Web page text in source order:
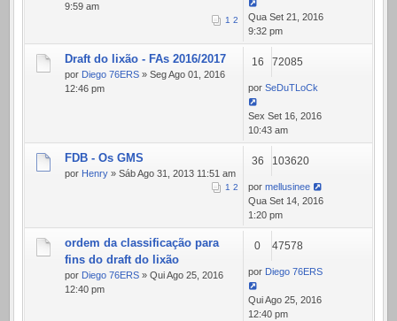
9:59 am
1 2
Qua Set 21, 2016
9:32 pm
Draft do lixão - FAs 2016/2017
por Diego 76ERS » Seg Ago 01, 2016
12:46 pm
16 72085
por SeDuTLoCk
Sex Set 16, 2016
10:43 am
FDB - Os GMS
por Henry » Sáb Ago 31, 2013 11:51 am
1 2
36 103620
por mellusinee
Qua Set 14, 2016
1:20 pm
ordem da classificação para
fins do draft do lixão
por Diego 76ERS » Qui Ago 25, 2016
12:40 pm
0 47578
por Diego 76ERS
Qui Ago 25, 2016
12:40 pm